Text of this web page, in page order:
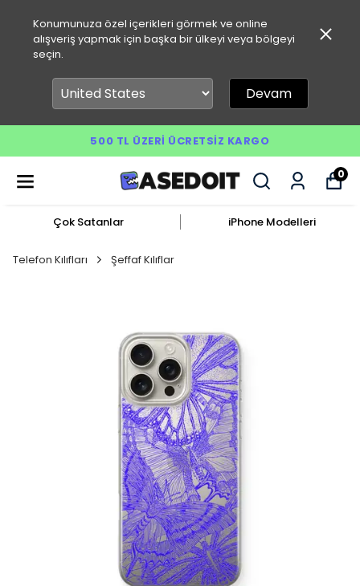
Konumunuza özel içerikleri görmek ve online
alışveriş yapmak için başka bir ülkeyi veya bölgeyi
seçin.
Devam
500 TL ÜZERI ÜCRETSIZ KARGO
0
Çok Satanlar iPhone Modelleri
Telefon Kılıfları Şeffaf Kılıflar